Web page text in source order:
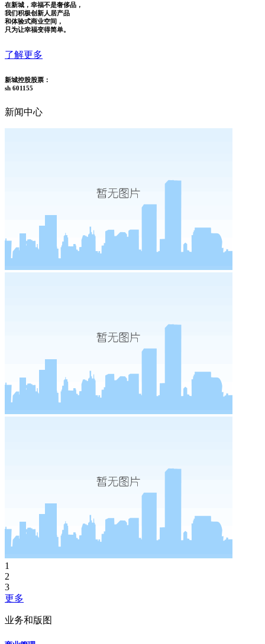
在新城，幸福不是奢侈品，
我们积极创新人居产品
和体验式商业空间，
只为让幸福变得简单。
了解更多
新城控股股票：
sh 601155
新闻中心
1
2
3
更多
业务和版图